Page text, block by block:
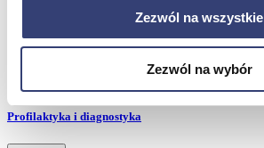
Zezwól na wszystkie
Zezwól na wybór
Urządzenia
Profilaktyka i diagnostyka